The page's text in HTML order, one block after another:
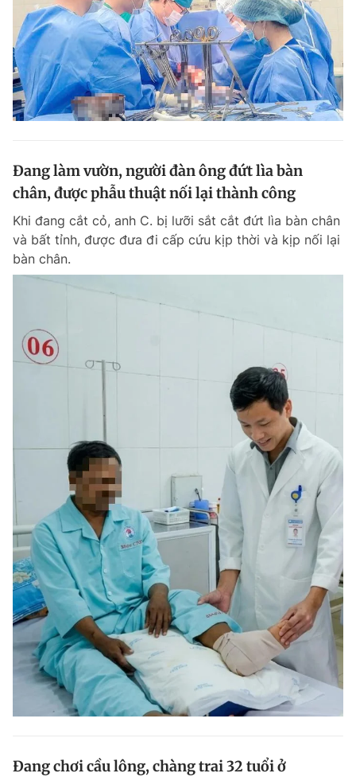
Đang làm vườn, người đàn ông đứt lìa bàn
chân, được phẫu thuật nối lại thành công
Khi đang cắt cỏ, anh C. bị lưỡi sắt cắt đứt lìa bàn chân
và bất tỉnh, được đưa đi cấp cứu kịp thời và kịp nối lại
bàn chân.
Đang chơi cầu lông, chàng trai 32 tuổi ở